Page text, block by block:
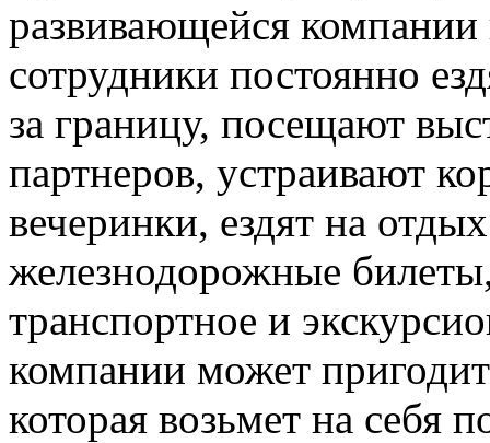
развивающейся компании
сотрудники постоянно
за границу, посещают
партнеров, устраивают
вечеринки, ездят на
железнодорожные
транспортное и
компании может
которая возьмет на себя